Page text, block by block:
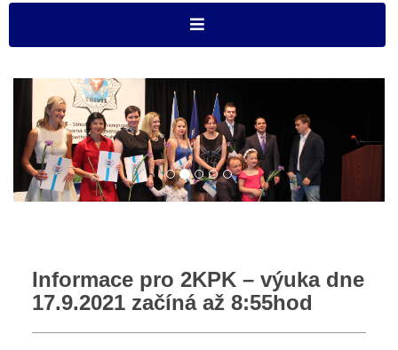
Informace pro 2KPK – výuka dne
17.9.2021 začíná až 8:55hod